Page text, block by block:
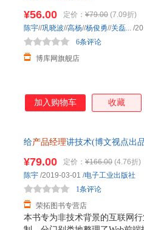
¥56.00 定价： ¥79.00 (7.09折)
博库网旗舰店
6条评论
陈宇//巩晓波//高杨//杨俊勇//关磊... /
加入购物车 收藏
给产品经理讲技术(博文视点出
本书专为非技术背景的互联网
¥79.00 定价： ¥166.00 (4.76折)
荣拓图书专营店
1条评论
陈宇 /2019-03-01 /电子工业出版社